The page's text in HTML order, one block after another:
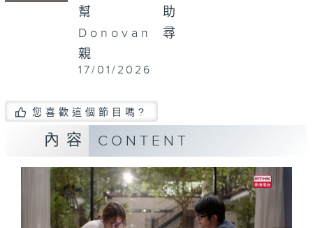
幫助
Donovan尋
親
17/01/2026
您喜歡這個節目嗎?
內容 CONTENT